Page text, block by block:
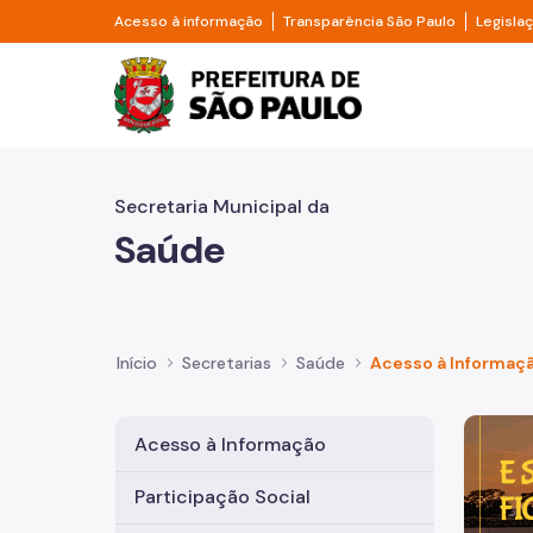
Pular para o Conteúdo principal
Acesso à informação Divisor de acesso à informação
Transparência São Paulo Divisor
Prefeitura de São
Secretaria Municipal da
Saúde
Início Secretarias Saúde Acesso à
Acesso à Informação
Participação Social